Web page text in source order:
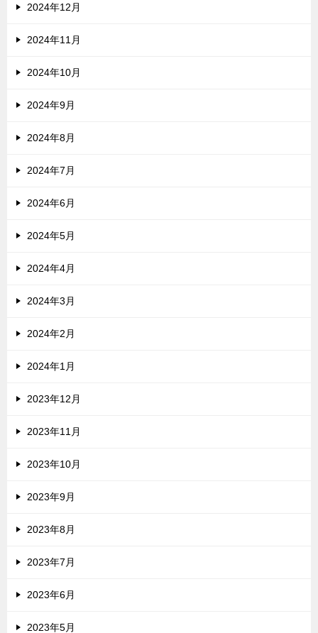
2024年12月
2024年11月
2024年10月
2024年9月
2024年8月
2024年7月
2024年6月
2024年5月
2024年4月
2024年3月
2024年2月
2024年1月
2023年12月
2023年11月
2023年10月
2023年9月
2023年8月
2023年7月
2023年6月
2023年5月